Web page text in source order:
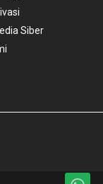
Siber